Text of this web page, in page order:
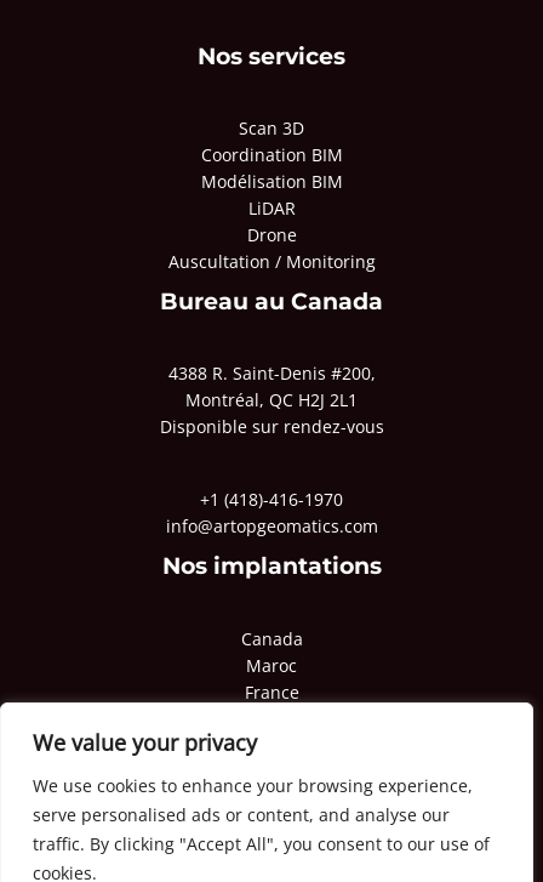
We value your privacy
We use cookies to enhance your browsing experience,
serve personalised ads or content, and analyse our
traffic. By clicking "Accept All", you consent to our use of
cookies.
Nos services
Scan 3D
Coordination BIM
Modélisation BIM
LiDAR
Drone
Auscultation / Monitoring
Bureau au Canada
4388 R. Saint-Denis #200,
Montréal, QC H2J 2L1
Disponible sur rendez-vous
+1 (418)-416-1970
info@artopgeomatics.com
Nos implantations
Canada
Maroc
France
Qatar